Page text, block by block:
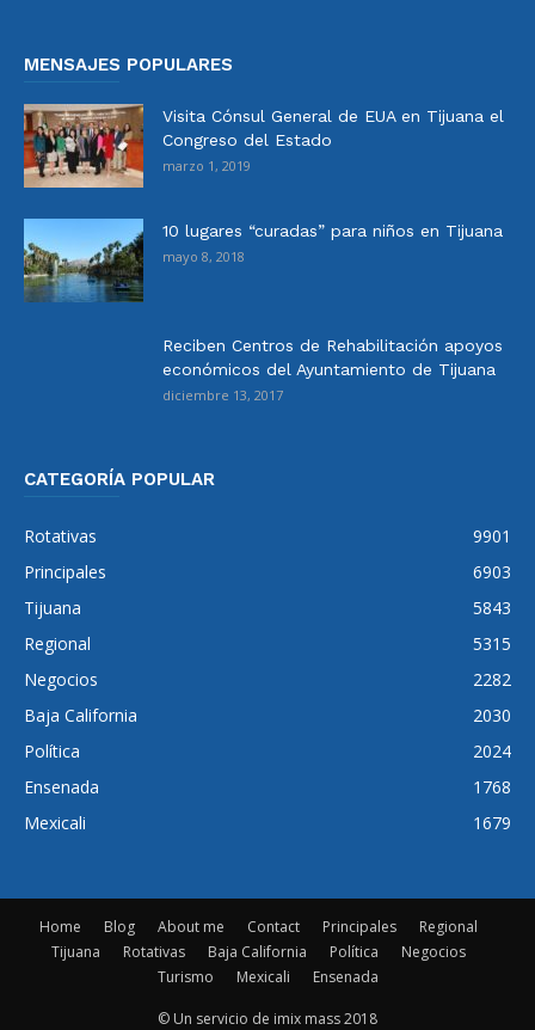
MENSAJES POPULARES
Visita Cónsul General de EUA en Tijuana el
Congreso del Estado
marzo 1, 2019
10 lugares “curadas” para niños en Tijuana
mayo 8, 2018
Reciben Centros de Rehabilitación apoyos
económicos del Ayuntamiento de Tijuana
diciembre 13, 2017
CATEGORÍA POPULAR
Rotativas
9901
Principales
6903
Tijuana
5843
Regional
5315
Negocios
2282
Baja California
2030
Política
2024
Ensenada
1768
Mexicali
1679
Home Blog About me Contact Principales
Regional
Tijuana
Rotativas Baja California Política
Negocios
Turismo
Mexicali Ensenada
© Un servicio de imix mass 2018